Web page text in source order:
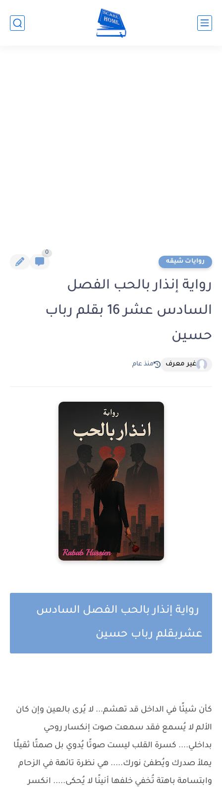
روايات شيقه
0
رواية إنذار بالحب الفصل
السادس عشر 16 بقلم رباب
حسين
غير معرف منذ عام
رواية إنذار بالحب الفصل السادس
عشربقلم رباب حسين
كأن شيئًا في الداخل قد تهشم... لا يُرى بالعين وإن كان
الألم لا يُسمع فقد سمعت صوت إنكسار روحي
بداخلي.... كسرة القلب ليست صوتًا يُدوي بل صمتًا ثقيلًا
يملأ صدرك ويُطفئ نورك..... هي نظرة تائهة في الزحام
وابتسامة باهتة تُخفي خلفها أنينًا لا يُحكى..... انكسر